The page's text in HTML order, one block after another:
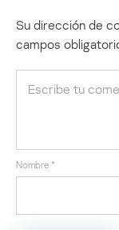
Su dirección de
campos
Nombre *